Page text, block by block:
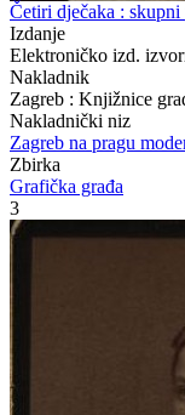
Četiri dječaka :
Izdanje
Elektroničko izd.
Nakladnik
Zagreb : Knjižnice
Nakladnički niz
Zagreb na pragu
Zbirka
Grafička građa
3